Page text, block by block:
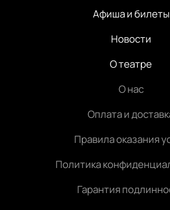
Афиша и билеты
Новости
О театре
О нас
Оплата и
Правила оказания
Политика
Гарантия